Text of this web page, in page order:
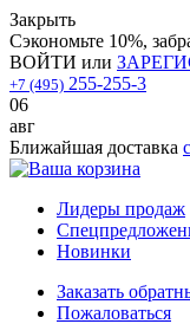
Закрыть
Сэкономьте 10%,
ВОЙТИ или
+7 (495) 255-255-3
06
авг
Ближайшая доставка
Лидеры продаж
Новинки
Заказать
Пожаловаться